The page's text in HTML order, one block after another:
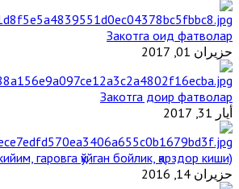
Закотга оид фатволар
حزيران 01, 2017
Закотга доир фатволар
أيار 31, 2017
гаровга қўйган бойлик, қарздор киши)
حزيران 14, 2016